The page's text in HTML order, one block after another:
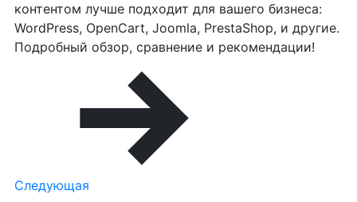
контентом лучше подходит для вашего бизнеса:
WordPress, OpenCart, Joomla, PrestaShop, и другие.
Подробный обзор, сравнение и рекомендации!
Следующая